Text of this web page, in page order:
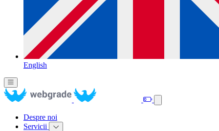
English
Despre noi
Servicii